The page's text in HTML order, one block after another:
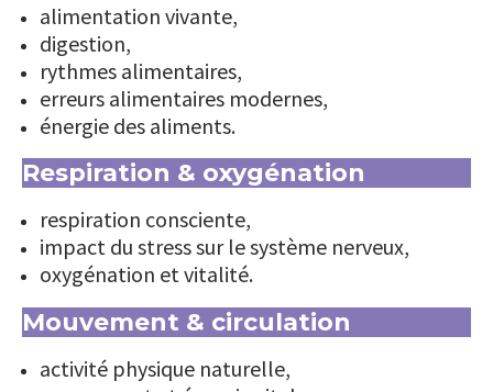
alimentation vivante,
digestion,
rythmes alimentaires,
erreurs alimentaires modernes,
énergie des aliments.
Respiration & oxygénation
respiration consciente,
impact du stress sur le système nerveux,
oxygénation et vitalité.
Mouvement & circulation
activité physique naturelle,